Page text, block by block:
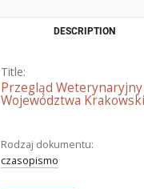
DESCRIPTION
Title:
Przegląd
Województwa
Rodzaj dokumentu:
czasopismo